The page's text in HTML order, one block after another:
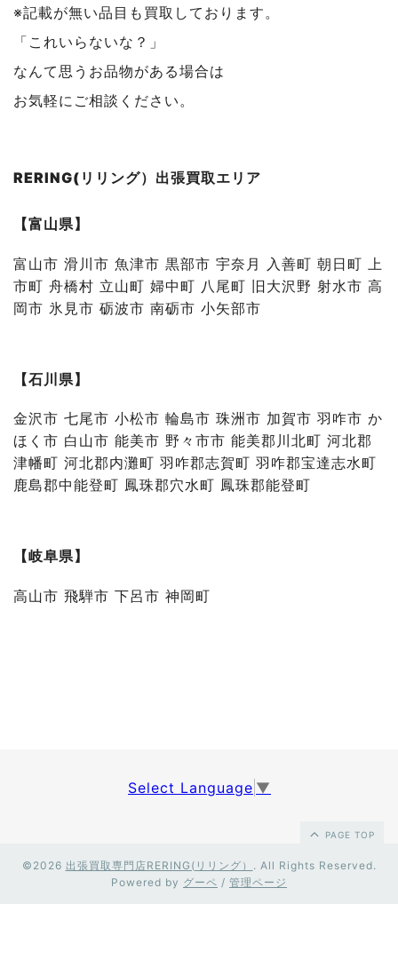
※記載が無い品目も買取しております。
「これいらないな？」
なんて思うお品物がある場合は
お気軽にご相談ください。
RERING(リリング）出張買取エリア
【富山県】
富山市 滑川市 魚津市 黒部市 宇奈月 入善町 朝日町 上
市町 舟橋村 立山町 婦中町 八尾町 旧大沢野 射水市 高
岡市 氷見市 砺波市 南砺市 小矢部市
【石川県】
金沢市 七尾市 小松市 輪島市 珠洲市 加賀市 羽咋市 か
ほく市 白山市 能美市 野々市市 能美郡川北町 河北郡
津幡町 河北郡内灘町 羽咋郡志賀町 羽咋郡宝達志水町
鹿島郡中能登町 鳳珠郡穴水町 鳳珠郡能登町
【岐阜県】
高山市 飛騨市 下呂市 神岡町
Select Language ▼
PAGE TOP
©2026 出張買取専門店RERING(リリング） . All Rights Reserved.
Powered by グーペ / 管理ページ